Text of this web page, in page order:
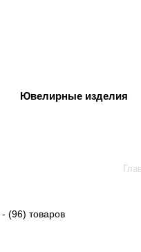
Ювелирные изделия
- (96) товаров